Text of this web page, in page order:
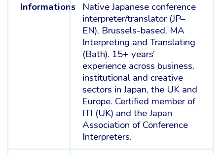
Informations
Native Japanese conference
interpreter/translator (JP–
EN), Brussels-based, MA
Interpreting and Translating
(Bath). 15+ years’
experience across business,
institutional and creative
sectors in Japan, the UK and
Europe. Certified member of
ITI (UK) and the Japan
Association of Conference
Interpreters.